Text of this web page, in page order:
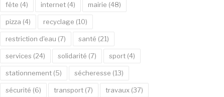
fête (4) internet(4) mairie (48)
pizza (4) recyclage (10)
restriction d'eau (7) santé (21)
services (24) solidarité (7) sport(4)
stationnement(5) sécheresse (13)
sécurité (6) transport(7) travaux(37)